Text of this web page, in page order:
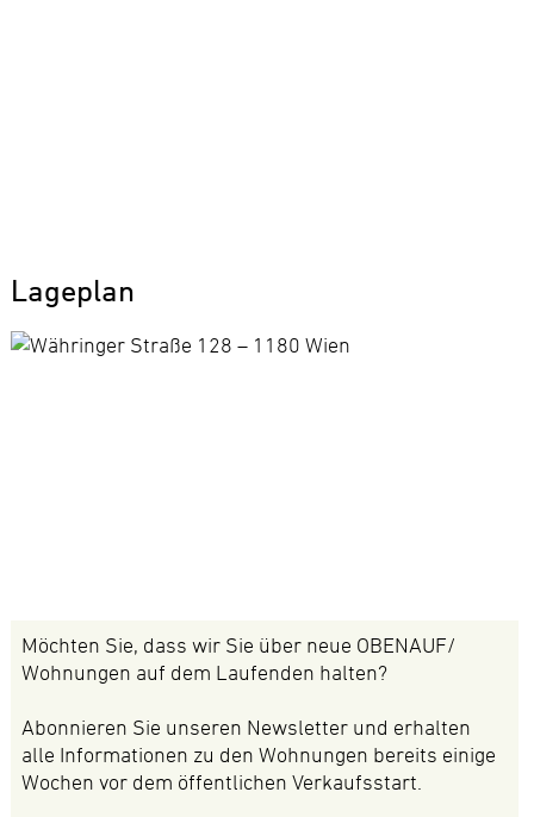
Lageplan
Möchten Sie, dass wir Sie über neue OBENAUF/
Wohnungen auf dem Laufenden halten?
Abonnieren Sie unseren Newsletter und erhalten
alle Informationen zu den Wohnungen bereits einige
Wochen vor dem öffentlichen Verkaufsstart.